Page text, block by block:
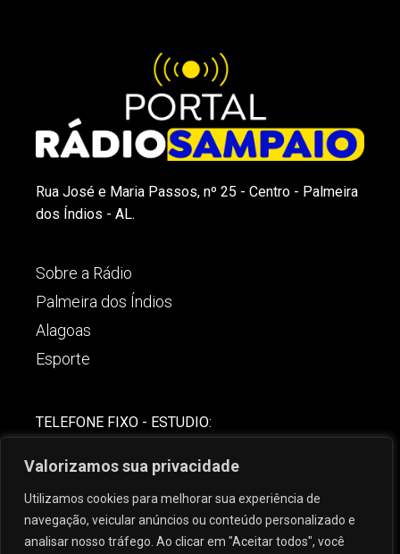
Valorizamos sua privacidade
Utilizamos cookies para melhorar sua experiência de
navegação, veicular anúncios ou conteúdo personalizado e
analisar nosso tráfego. Ao clicar em "Aceitar todos", você
Rua José e Maria Passos, nº 25 - Centro - Palmeira
dos Índios - AL.
Sobre a Rádio
Palmeira dos Índios
Alagoas
Esporte
TELEFONE FIXO - ESTUDIO:
(82) 99621-8806